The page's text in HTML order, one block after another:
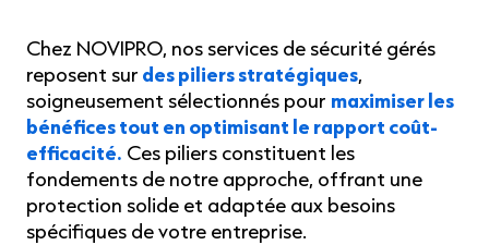
Chez NOVIPRO, nos services de sécurité gérés
reposent sur des piliers stratégiques,
soigneusement sélectionnés pour maximiser les
bénéfices tout en optimisant le rapport coût-
efficacité. Ces piliers constituent les
fondements de notre approche, offrant une
protection solide et adaptée aux besoins
spécifiques de votre entreprise.